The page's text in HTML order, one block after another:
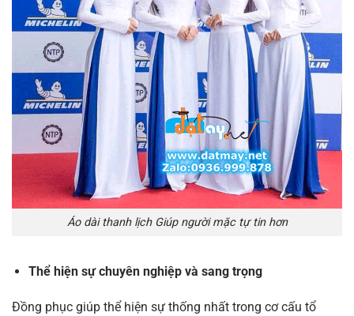
Áo dài thanh lịch Giúp người mặc tự tin hơn
Thể hiện sự chuyên nghiệp và sang trọng
Đồng phục giúp thể hiện sự thống nhất trong cơ cấu tổ